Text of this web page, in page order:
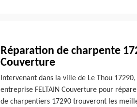
Réparation de charpente
Couverture
Intervenant dans la ville de Le Thou
entreprise FELTAIN Couverture pour
de charpentiers 17290 trouveront les